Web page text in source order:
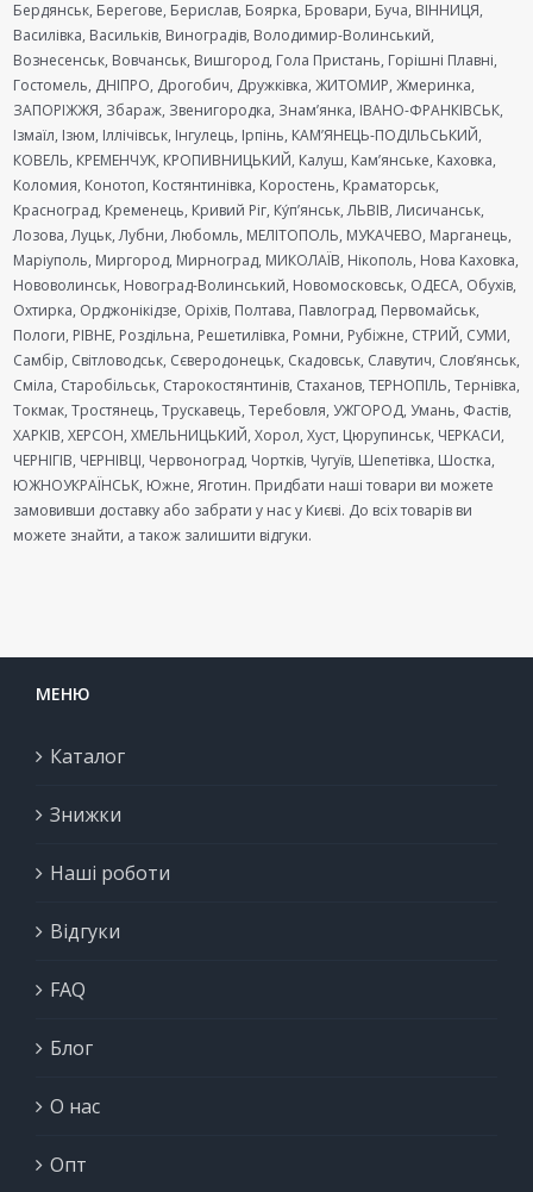
Бердянськ, Берегове, Берислав, Боярка, Бровари, Буча, ВІННИЦЯ,
Василівка, Васильків, Виноградів, Володимир-Волинський,
Вознесенськ, Вовчанськ, Вишгород, Гола Пристань, Горішні Плавні,
Гостомель, ДНІПРО, Дрогобич, Дружківка, ЖИТОМИР, Жмеринка,
ЗАПОРІЖЖЯ, Збараж, Звенигородка, Знам’янка, ІВАНО-ФРАНКІВСЬК,
Ізмаїл, Ізюм, Іллічівськ, Інгулець, Ірпінь, КАМ’ЯНЕЦЬ-ПОДІЛЬСЬКИЙ,
КОВЕЛЬ, КРЕМЕНЧУК, КРОПИВНИЦЬКИЙ, Калуш, Кам’янське, Каховка,
Коломия, Конотоп, Костянтинівка, Коростень, Краматорськ,
Красноград, Кременець, Кривий Ріг, Ку́п’янськ, ЛЬВІВ, Лисичанськ,
Лозова, Луцьк, Лубни, Любомль, МЕЛІТОПОЛЬ, МУКАЧЕВО, Марганець,
Маріуполь, Миргород, Мирноград, МИКОЛАЇВ, Нікополь, Нова Каховка,
Нововолинськ, Новоград-Волинський, Новомосковськ, ОДЕСА, Обухів,
Охтирка, Орджонікідзе, Оріхів, Полтава, Павлоград, Первомайськ,
Пологи, РІВНЕ, Роздільна, Решетилівка, Ромни, Рубіжне, СТРИЙ, СУМИ,
Самбір, Світловодськ, Сєверодонецьк, Скадовськ, Славутич, Слов’янськ,
Сміла, Старобільськ, Старокостянтинів, Стаханов, ТЕРНОПІЛЬ, Тернівка,
Токмак, Тростянець, Трускавець, Теребовля, УЖГОРОД, Умань, Фастів,
ХАРКІВ, ХЕРСОН, ХМЕЛЬНИЦЬКИЙ, Хорол, Хуст, Цюрупинськ, ЧЕРКАСИ,
ЧЕРНІГІВ, ЧЕРНІВЦІ, Червоноград, Чортків, Чугуїв, Шепетівка, Шостка,
ЮЖНОУКРАЇНСЬК, Южне, Яготин. Придбати наші товари ви можете
замовивши доставку або забрати у нас у Києві. До всіх товарів ви
можете знайти, а також залишити відгуки.
МЕНЮ
Каталог
Знижки
Наші роботи
Відгуки
FAQ
Блог
О нас
Опт